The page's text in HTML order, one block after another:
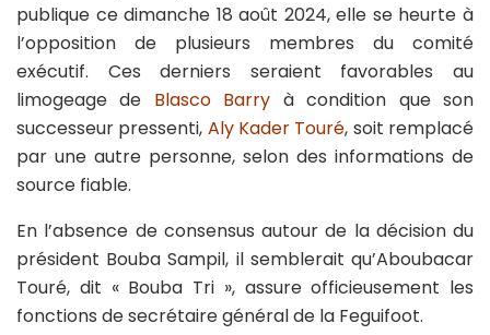
publique ce dimanche 18 août 2024, elle se heurte à
l’opposition de plusieurs membres du comité
exécutif. Ces derniers seraient favorables au
limogeage de Blasco Barry à condition que son
successeur pressenti, Aly Kader Touré, soit remplacé
par une autre personne, selon des informations de
source fiable.
En l’absence de consensus autour de la décision du
président Bouba Sampil, il semblerait qu’Aboubacar
Touré, dit « Bouba Tri », assure officieusement les
fonctions de secrétaire général de la Feguifoot.